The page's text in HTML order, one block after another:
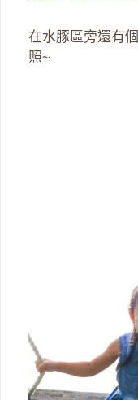
在水豚區旁還有
照~